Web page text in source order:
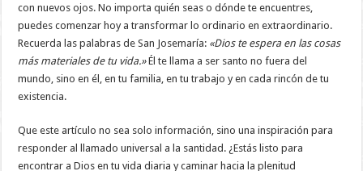
con nuevos ojos. No importa quién seas o dónde te encuentres,
puedes comenzar hoy a transformar lo ordinario en extraordinario.
Recuerda las palabras de San Josemaría: «Dios te espera en las cosas
más materiales de tu vida.»Él te llama a ser santo no fuera del
mundo, sino en él, en tu familia, en tu trabajo y en cada rincón de tu
existencia.
Que este artículo no sea solo información, sino una inspiración para
responder al llamado universal a la santidad. ¿Estás listo para
encontrar a Dios en tu vida diaria y caminar hacia la plenitud